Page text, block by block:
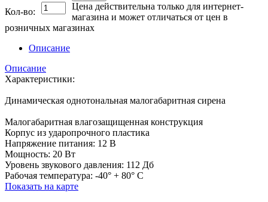
Кол-во:
Цена действительна только для интернет-
магазина и может отличаться от цен в
розничных магазинах
Описание
Описание
Характеристики:
Динамическая однотональная малогабаритная сирена
Малогабаритная влагозащищенная конструкция
Корпус из ударопрочного пластика
Напряжение питания: 12 В
Мощность: 20 Вт
Уровень звукового давления: 112 Дб
Рабочая температура: -40° + 80° С
Показать на карте